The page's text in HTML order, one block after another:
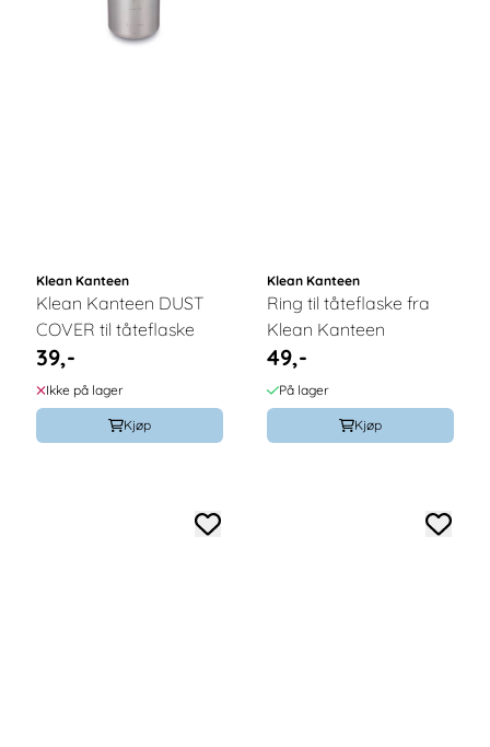
Klean Kanteen
Klean Kanteen DUST
COVER til tåteflaske
39,-
Ikke på lager
Kjøp
Klean Kanteen
Ring til tåteflaske fra
Klean Kanteen
49,-
På lager
Kjøp